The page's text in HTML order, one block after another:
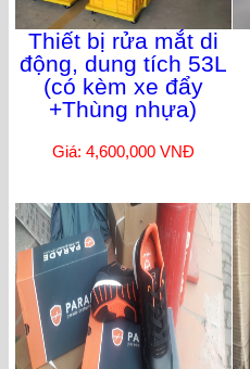
Thiết bị rửa mắt di
động, dung tích 53L
(có kèm xe đẩy
+Thùng nhựa)
Giá: 4,600,000 VNĐ